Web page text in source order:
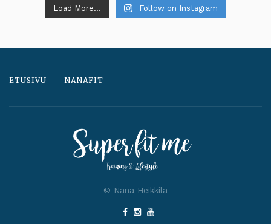
Load More... Follow on Instagram
ETUSIVU NANAFIT
© Nana Heikkilä